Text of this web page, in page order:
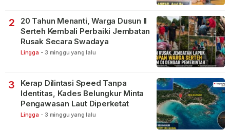
2
20 Tahun Menanti, Warga Dusun II
Serteh Kembali Perbaiki Jembatan
Rusak Secara Swadaya
Lingga - 3 minggu yang lalu
3
Kerap Dilintasi Speed Tanpa
Identitas, Kades Belungkur Minta
Pengawasan Laut Diperketat
Lingga - 3 minggu yang lalu